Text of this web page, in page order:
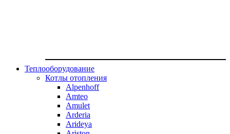
Теплооборудование
Котлы отопления
Alpenhoff
Amteo
Amulet
Arderia
Arideya